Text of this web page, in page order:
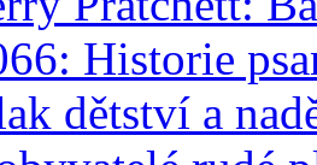
Historie
dětství a